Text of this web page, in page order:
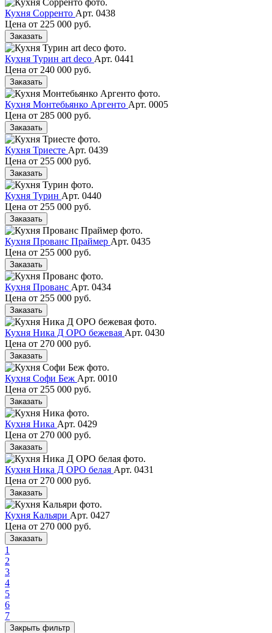
Кухня Сорренто Арт. 0438
Цена от 225 000 руб.
Заказать
Кухня Турин art deco Арт. 0441
Цена от 240 000 руб.
Заказать
Кухня Монтебьянко Аргенто Арт. 0005
Цена от 285 000 руб.
Заказать
Кухня Триесте Арт. 0439
Цена от 255 000 руб.
Заказать
Кухня Турин Арт. 0440
Цена от 255 000 руб.
Заказать
Кухня Прованс Праймер Арт. 0435
Цена от 255 000 руб.
Заказать
Кухня Прованс Арт. 0434
Цена от 255 000 руб.
Заказать
Кухня Ника Д ОРО бежевая Арт. 0430
Цена от 270 000 руб.
Заказать
Кухня Софи Беж Арт. 0010
Цена от 255 000 руб.
Заказать
Кухня Ника Арт. 0429
Цена от 270 000 руб.
Заказать
Кухня Ника Д ОРО белая Арт. 0431
Цена от 270 000 руб.
Заказать
Кухня Кальяри Арт. 0427
Цена от 270 000 руб.
Заказать
1
2
3
4
5
6
7
Закрыть фильтр